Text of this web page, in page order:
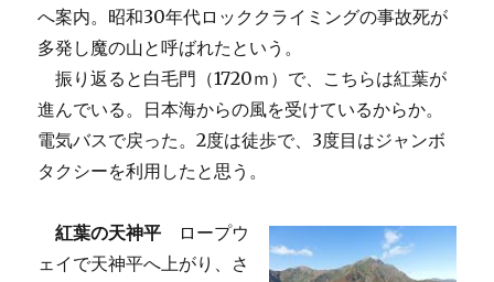
へ案内。昭和30年代ロッククライミングの事故死が
多発し魔の山と呼ばれたという。
振り返ると白毛門（1720ｍ）で、こちらは紅葉が
進んでいる。日本海からの風を受けているからか。
電気バスで戻った。2度は徒歩で、3度目はジャンボ
タクシーを利用したと思う。
紅葉の天神平 ロープウ
ェイで天神平へ上がり、さ